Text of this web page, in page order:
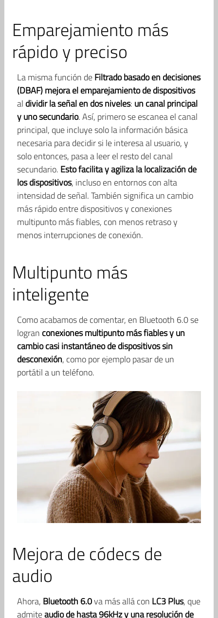
Emparejamiento más
rápido y preciso
La misma función deFiltrado basado en decisiones
(DBAF)mejora el emparejamiento de dispositivos
al dividir la señal en dos niveles: un canal principal
y uno secundario. Así, primero se escanea el canal
principal, que incluye solo la información básica
necesaria para decidir si le interesa al usuario, y
solo entonces, pasa a leer el resto del canal
secundario. Esto facilita y agiliza la localización de
los dispositivos, incluso en entornos con alta
intensidad de señal. También significa un cambio
más rápido entre dispositivos y conexiones
multipunto más fiables, con menos retraso y
menos interrupciones de conexión.
Multipunto más
inteligente
Como acabamos de comentar, en Bluetooth 6.0 se
logran conexiones multipunto más fiables y un
cambio casi instantáneo de dispositivos sin
desconexión, como por ejemplo pasar de un
portátil a un teléfono.
Mejora de códecs de
audio
Ahora, Bluetooth 6.0va más allá con LC3 Plus, que
admiteaudio de hasta 96kHz y una resolución de